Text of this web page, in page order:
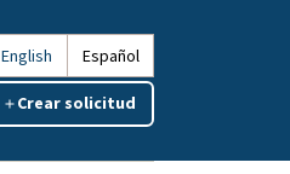
English Español
Crear solicitud